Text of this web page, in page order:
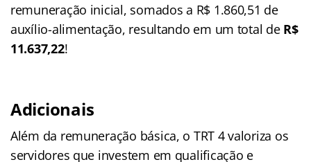
remuneração inicial, somados a R$ 1.860,51 de
auxílio-alimentação, resultando em um total de R$
11.637,22!
Adicionais
Além da remuneração básica, o TRT 4 valoriza os
servidores que investem em qualificação e